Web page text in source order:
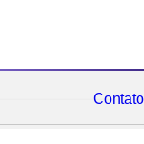
Contato